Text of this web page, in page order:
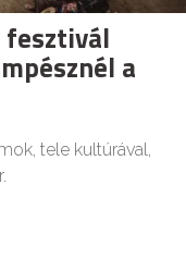
fesztivál
a
tele kultúrával,